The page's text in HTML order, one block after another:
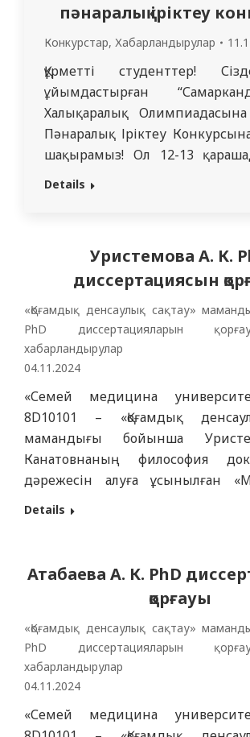
пәнаралық іріктеу
Конкурстар, Хабарландырулар
Құрметті студенттер!
ұйымдастырған
Халықаралық Олимпиадасына
Пәнаралық Іріктеу
шақырамыз! Ол 12-13
Медицина Университетінде
көрсетуге, үздік болуға
мүмкіндік! Конкурс сізге не
күндік сайыс: Әр күн белгілі
арналған, оның ішінде…
Details
Уристемова А. К.
диссертациясын
«Қоғамдық денсаулық сақтау»
PhD диссертацияларын
хабарландырулар
04.11.2024
«Семей медицина
8D10101 – «Қоғамдық
мамандығы бойынша
Канатовнаның философия
дәрежесін алуға ұсынылған
білім беруді реформалау
психологиялық қамтамасыз етуді
ғылыми негіздемесі»
диссертациясы қорғалады.
«Семей медицина университеті»
денсаулық кафедрасының
орындалды. Қорғау орыс тілінде
рецензенттер:…
Details
Атабаева А. К. PhD
қорғауы
«Қоғамдық денсаулық сақтау»
PhD диссертацияларын
хабарландырулар
04.11.2024
«Семей медицина